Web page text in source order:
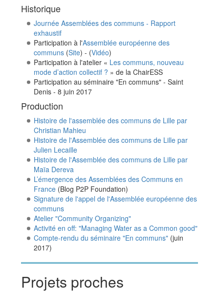
Historique
Journée Assemblées des communs - Rapport
exhaustif
Participation à l'Assemblée européenne des
communs(Site) - (Vidéo)
Participation à l'atelier « Les communs, nouveau
mode d’action collectif ? » de la ChairESS
Participation au séminaire "En communs" - Saint
Denis - 8 juin 2017
Production
Histoire de l'assemblée des communs de Lille par
Christian Mahieu
Histoire de l'Assemblée des communs de Lille par
Julien Lecaille
Histoire de l'Assemblée des communs de Lille par
Maïa Dereva
L’émergence des Assemblées des Communs en
France(Blog P2P Foundation)
Signature de l'appel de l'Assemblée européenne des
communs
Atelier "Community Organizing"
Activité en off: "Managing Water as a Common good"
Compte-rendu du séminaire "En communs"(juin
2017)
Projets proches